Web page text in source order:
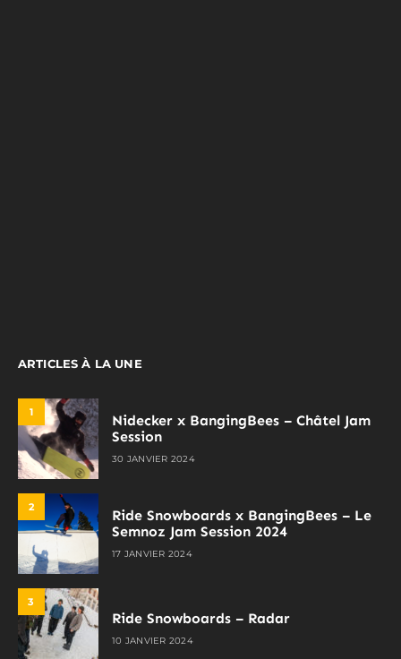
ARTICLES À LA UNE
1
Nidecker x BangingBees – Châtel Jam
Session
30 JANVIER 2024
2
Ride Snowboards x BangingBees – Le
Semnoz Jam Session 2024
17 JANVIER 2024
3
Ride Snowboards – Radar
10 JANVIER 2024